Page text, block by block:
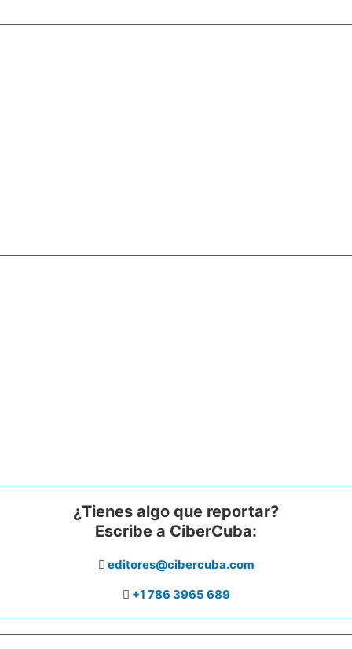
¿Tienes algo que reportar?
Escribe a CiberCuba:
editores@cibercuba.com
+1 786 3965 689